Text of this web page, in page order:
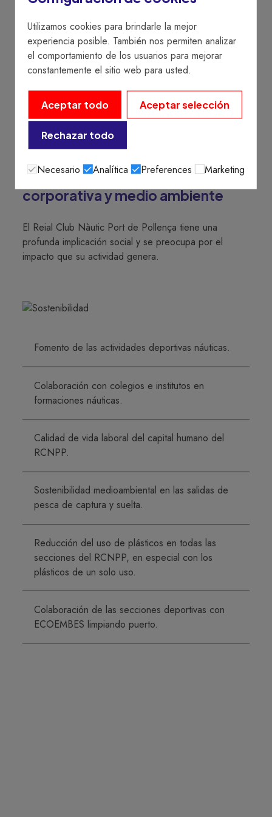
Sostenibilidad
Responsabilidad social
corporativa y medio ambiente
El Reial Club Nàutic Port de Pollença tiene una
profunda implicación social y se preocupa por el
impacto que su actividad genera.
Fomento de las actividades deportivas náuticas.
Colaboración con colegios e institutos en
formaciones náuticas.
Calidad de vida laboral del capital humano del
RCNPP.
Sostenibilidad medioambiental en las salidas de
pesca de captura y suelta.
Reducción del uso de plásticos en todas las
secciones del RCNPP, en especial con los
plásticos de un solo uso.
Colaboración de las secciones deportivas con
ECOEMBES limpiando puerto.
Utilizamos cookies para brindarle la mejor
experiencia posible. También nos permiten analizar
el comportamiento de los usuarios para mejorar
constantemente el sitio web para usted.
Aceptar todo Aceptar selección
Rechazar todo
Necesario Analítica Preferences Marketing